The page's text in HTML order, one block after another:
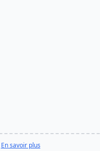
En savoir plus